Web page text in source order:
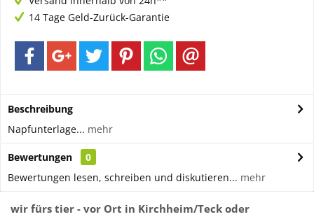
14 Tage Geld-Zurück-Garantie
Beschreibung
Napfunterlage... mehr
Bewertungen
0
Bewertungen lesen, schreiben und diskutieren... mehr
wir fürs tier - vor Ort in Kirchheim/Teck oder